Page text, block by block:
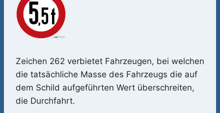
Zeichen 262 verbietet Fahrzeugen, bei welchen
die tatsächliche Masse des Fahrzeugs die auf
dem Schild aufgeführten Wert überschreiten,
die Durchfahrt.